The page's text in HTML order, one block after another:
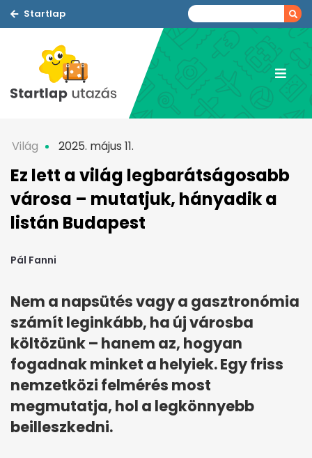
Startlap
Világ 2025. május 11.
Ez lett a világ legbarátságosabb
városa – mutatjuk, hányadik a
listán Budapest
Pál Fanni
Nem a napsütés vagy a gasztronómia
számít leginkább, ha új városba
költözünk – hanem az, hogyan
fogadnak minket a helyiek. Egy friss
nemzetközi felmérés most
megmutatja, hol a legkönnyebb
beilleszkedni.